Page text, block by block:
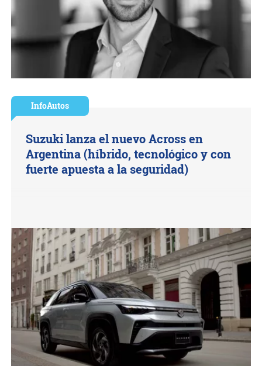
InfoAutos
Suzuki lanza el nuevo Across en
Argentina (híbrido, tecnológico y con
fuerte apuesta a la seguridad)